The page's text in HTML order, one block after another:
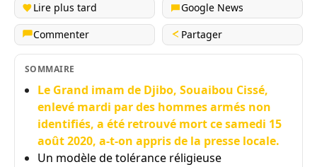
Lire plus tard
Google News
Commenter
Partager
SOMMAIRE
Le Grand imam de Djibo, Souaibou Cissé,
enlevé mardi par des hommes armés non
identifiés, a été retrouvé mort ce samedi 15
août 2020, a-t-on appris de la presse locale.
Un modèle de tolérance réligieuse